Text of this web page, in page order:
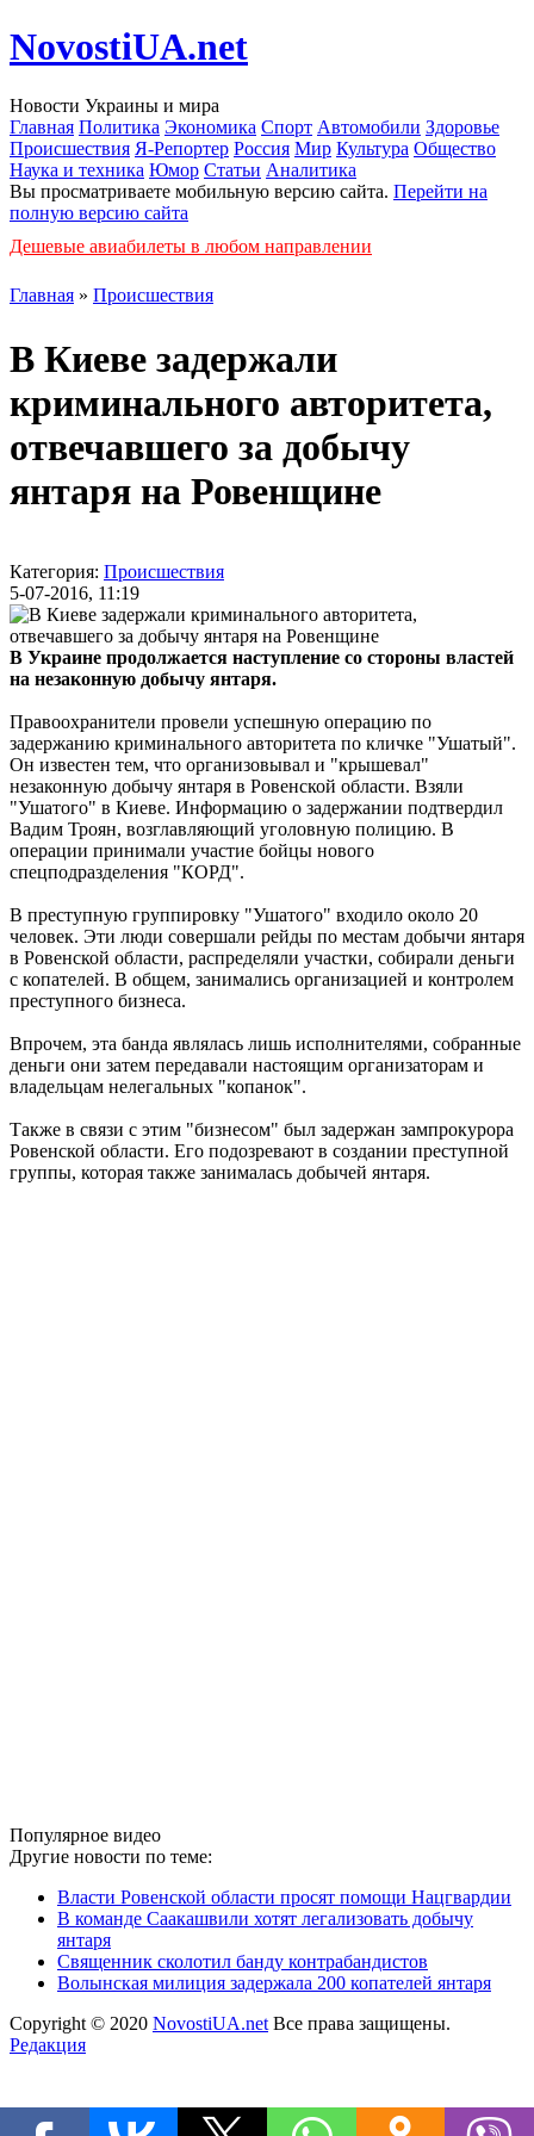
NovostiUA.net
Новости Украины и мира
Главная Политика Экономика Спорт Автомобили Здоровье
Происшествия Я-Репортер Россия Мир Культура Общество
Наука и техника Юмор Статьи Аналитика
Вы просматриваете мобильную версию сайта. Перейти на
полную версию сайта
Дешевые авиабилеты в любом направлении
Главная » Происшествия
В Киеве задержали
криминального авторитета,
отвечавшего за добычу
янтаря на Ровенщине
Категория: Происшествия
5-07-2016, 11:19
В Украине продолжается наступление со стороны властей
на незаконную добычу янтаря.
Правоохранители провели успешную операцию по
задержанию криминального авторитета по кличке "Ушатый".
Он известен тем, что организовывал и "крышевал"
незаконную добычу янтаря в Ровенской области. Взяли
"Ушатого" в Киеве. Информацию о задержании подтвердил
Вадим Троян, возглавляющий уголовную полицию. В
операции принимали участие бойцы нового
спецподразделения "КОРД".
В преступную группировку "Ушатого" входило около 20
человек. Эти люди совершали рейды по местам добычи янтаря
в Ровенской области, распределяли участки, собирали деньги
с копателей. В общем, занимались организацией и контролем
преступного бизнеса.
Впрочем, эта банда являлась лишь исполнителями, собранные
деньги они затем передавали настоящим организаторам и
владельцам нелегальных "копанок".
Также в связи с этим "бизнесом" был задержан зампрокурора
Ровенской области. Его подозревают в создании преступной
группы, которая также занималась добычей янтаря.
Популярное видео
Другие новости по теме:
Власти Ровенской области просят помощи Нацгвардии
В команде Саакашвили хотят легализовать добычу
янтаря
Священник сколотил банду контрабандистов
Волынская милиция задержала 200 копателей янтаря
Copyright © 2020 NovostiUA.net Все права защищены.
Редакция